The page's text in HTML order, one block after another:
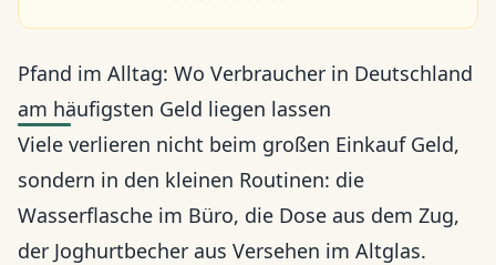
Pfand im Alltag: Wo Verbraucher in Deutschland
am häufigsten Geld liegen lassen
Viele verlieren nicht beim großen Einkauf Geld,
sondern in den kleinen Routinen: die
Wasserflasche im Büro, die Dose aus dem Zug,
der Joghurtbecher aus Versehen im Altglas.